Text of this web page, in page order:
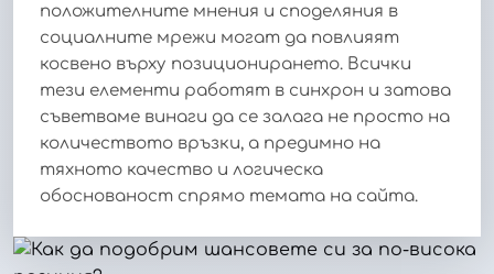
положителните мнения и споделяния в
социалните мрежи могат да повлияят
косвено върху позиционирането. Всички
тези елементи работят в синхрон и затова
съветваме винаги да се залага не просто на
количеството връзки, а предимно на
тяхното качество и логическа
обоснованост спрямо темата на сайта.